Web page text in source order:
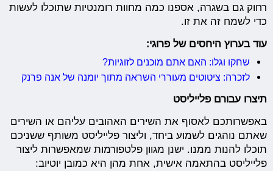
רחוק גם בשגרה, אספנו כמה מחוות רומנטיות שתוכלו לעשות
כדי לשמח זה את זו.
עוד בערוץ היחסים של פרוגי:
שחקו וגלו: האם אתם מוכנים לזוגיות?
לזכרה: ציטוטים מעוררי השראה מתוך יומנה של אנה פרנק
תיצרו עבורם פלייליסט
באפשרותכם לאסוף את השירים האהובים עליהם או השירים
שאתם נוהגים לשמוע ביחד, וליצור פלייליסט משותף ששניכם
תוכלו להנות ממנו. ישנן מגוון פלטפורמות שמאפשרות ליצור
פלייליסט בהתאמה אישית, אחת מהן היא כמובן יוטיוב: